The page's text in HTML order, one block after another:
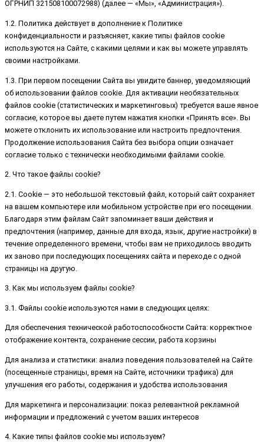
ОГРНИП 321508100072988) (далее — «Мы», «Администрация»).
1.2. Политика действует в дополнение к Политике
конфиденциальности и разъясняет, какие типы файлов cookie
используются на Сайте, с какими целями и как вы можете управлять
своими настройками.
1.3. При первом посещении Сайта вы увидите баннер, уведомляющий
об использовании файлов cookie. Для активации необязательных
файлов cookie (статистических и маркетинговых) требуется ваше явное
согласие, которое вы даете путем нажатия кнопки «Принять все». Вы
можете отклонить их использование или настроить предпочтения.
Продолжение использования Сайта без выбора опции означает
согласие только с технически необходимыми файлами cookie.
2. Что такое файлы cookie?
2.1. Cookie — это небольшой текстовый файл, который сайт сохраняет
на вашем компьютере или мобильном устройстве при его посещении.
Благодаря этим файлам Сайт запоминает ваши действия и
предпочтения (например, данные для входа, язык, другие настройки) в
течение определенного времени, чтобы вам не приходилось вводить
их заново при последующих посещениях сайта и переходе с одной
страницы на другую.
3. Как мы используем файлы cookie?
3.1. Файлы cookie используются нами в следующих целях:
Для обеспечения технической работоспособности Сайта: корректное
отображение контента, сохранение сессии, работа корзины
Для анализа и статистики: анализ поведения пользователей на Сайте
(посещенные страницы, время на Сайте, источники трафика) для
улучшения его работы, содержания и удобства использования
Для маркетинга и персонализации: показ релевантной рекламной
информации и предложений с учетом ваших интересов
4. Какие типы файлов cookie мы используем?